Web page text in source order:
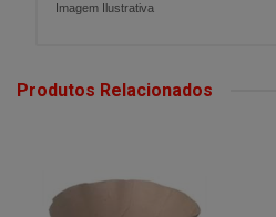
Imagem Ilustrativa
Produtos Relacionados